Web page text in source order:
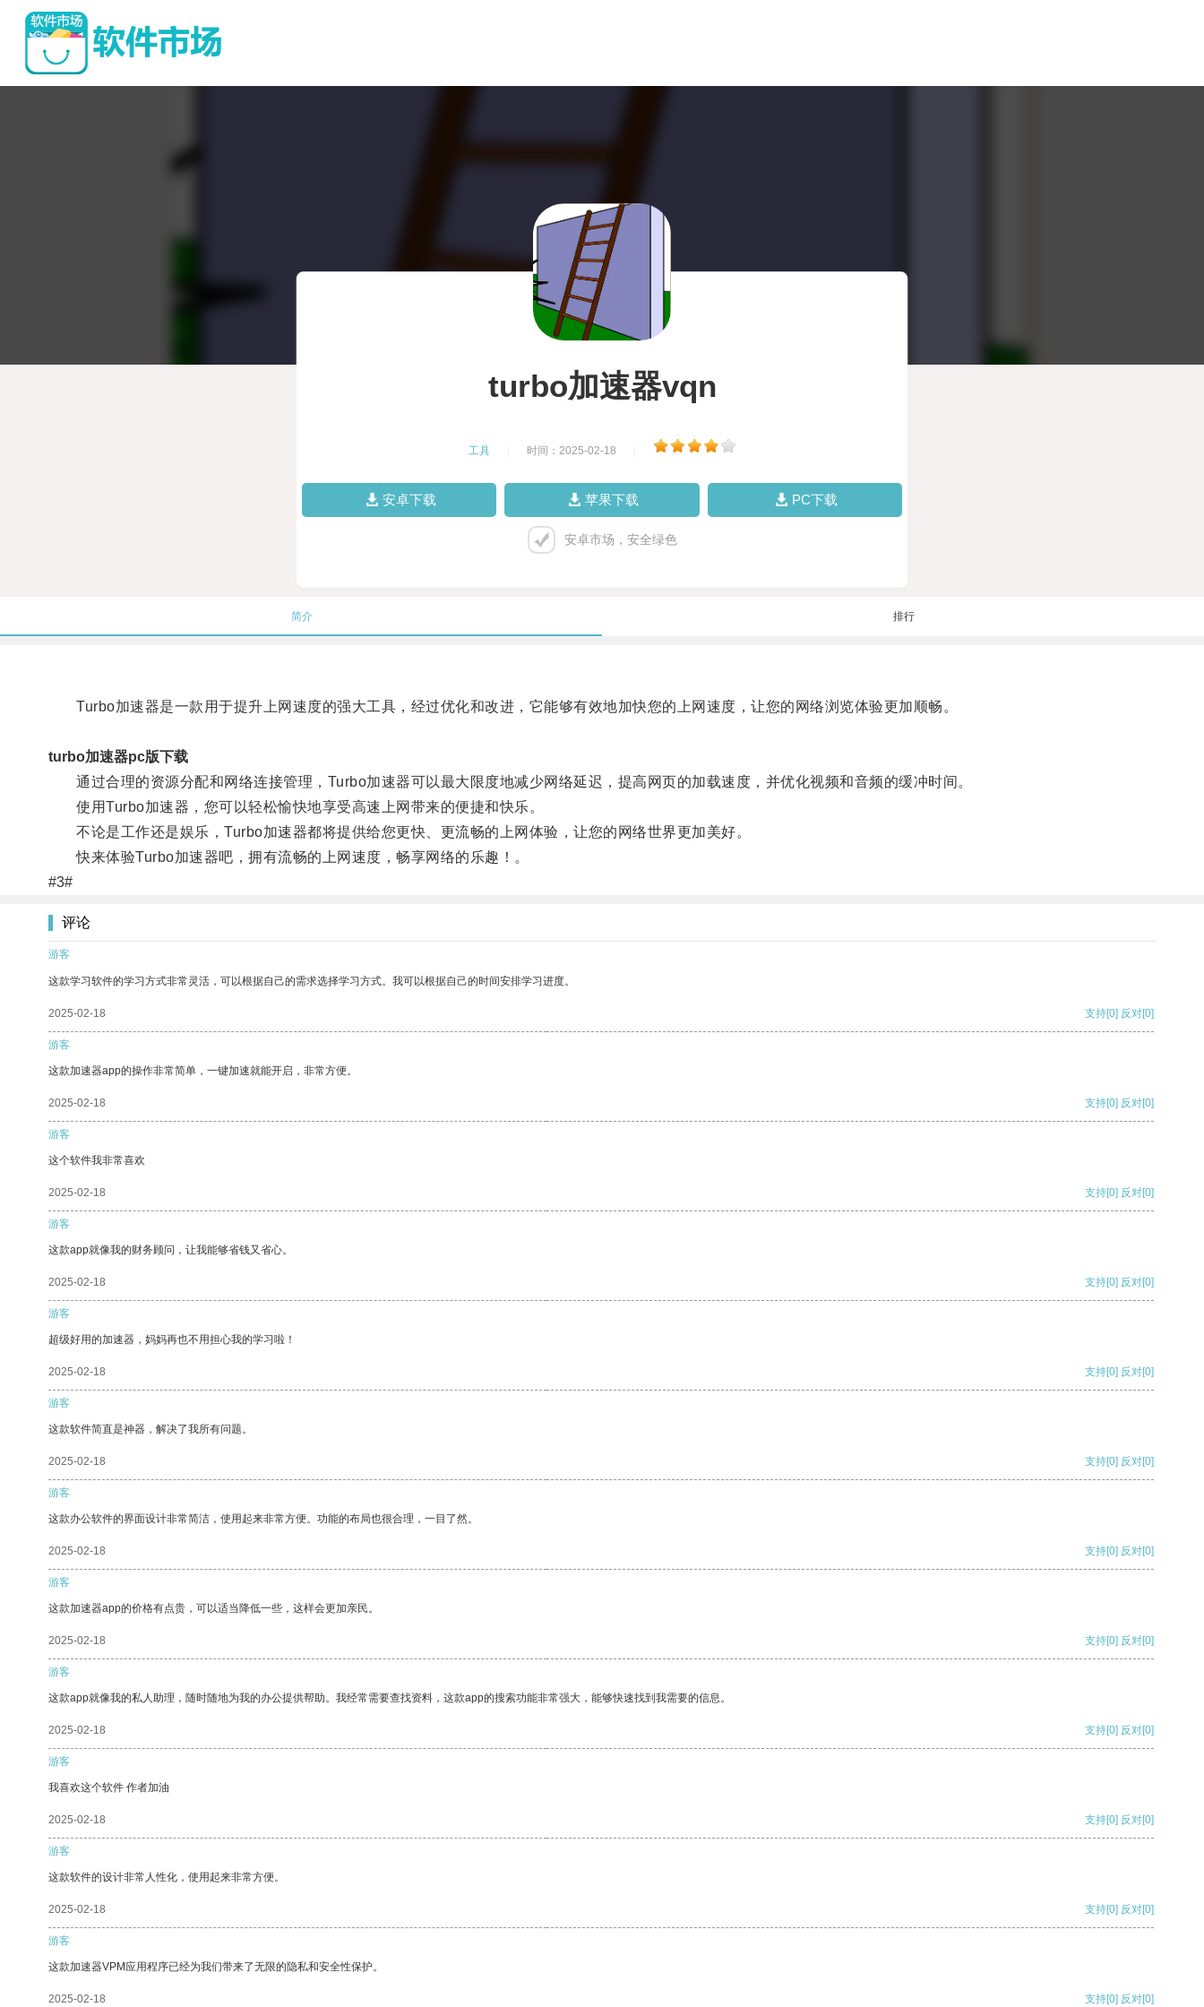
turbo加速器vqn
工具 时间：2025-02-18
安卓下载 苹果下载 PC下载
安卓市场，安全绿色
简介 排行
Turbo加速器是一款用于提升上网速度的强大工具，经过优化和改进，它能够有效地加快您的上网速度，让您的网络浏览体验更加顺畅。
turbo加速器pc版下载
通过合理的资源分配和网络连接管理，Turbo加速器可以最大限度地减少网络延迟，提高网页的加载速度，并优化视频和音频的缓冲时间。
使用Turbo加速器，您可以轻松愉快地享受高速上网带来的便捷和快乐。
不论是工作还是娱乐，Turbo加速器都将提供给您更快、更流畅的上网体验，让您的网络世界更加美好。
快来体验Turbo加速器吧，拥有流畅的上网速度，畅享网络的乐趣！。
#3#
评论
游客
这款学习软件的学习方式非常灵活，可以根据自己的需求选择学习方式。我可以根据自己的时间安排学习进度。
2025-02-18 支持[0] 反对[0]
游客
这款加速器app的操作非常简单，一键加速就能开启，非常方便。
2025-02-18 支持[0] 反对[0]
游客
这个软件我非常喜欢
2025-02-18 支持[0] 反对[0]
游客
这款app就像我的财务顾问，让我能够省钱又省心。
2025-02-18 支持[0] 反对[0]
游客
超级好用的加速器，妈妈再也不用担心我的学习啦！
2025-02-18 支持[0] 反对[0]
游客
这款软件简直是神器，解决了我所有问题。
2025-02-18 支持[0] 反对[0]
游客
这款办公软件的界面设计非常简洁，使用起来非常方便。功能的布局也很合理，一目了然。
2025-02-18 支持[0] 反对[0]
游客
这款加速器app的价格有点贵，可以适当降低一些，这样会更加亲民。
2025-02-18 支持[0] 反对[0]
游客
这款app就像我的私人助理，随时随地为我的办公提供帮助。我经常需要查找资料，这款app的搜索功能非常强大，能够快速找到我需要的信息。
2025-02-18 支持[0] 反对[0]
游客
我喜欢这个软件 作者加油
2025-02-18 支持[0] 反对[0]
游客
这款软件的设计非常人性化，使用起来非常方便。
2025-02-18 支持[0] 反对[0]
游客
这款加速器VPM应用程序已经为我们带来了无限的隐私和安全性保护。
2025-02-18 支持[0] 反对[0]